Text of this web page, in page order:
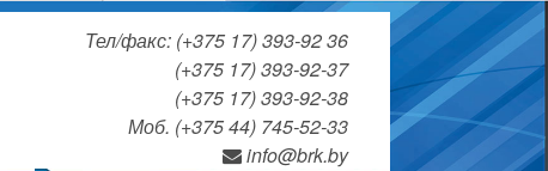
Тел/факс: (+375 17) 393-92 36
(+375 17) 393-92-37
(+375 17) 393-92-38
Моб. (+375 44) 745-52-33
info@brk.by